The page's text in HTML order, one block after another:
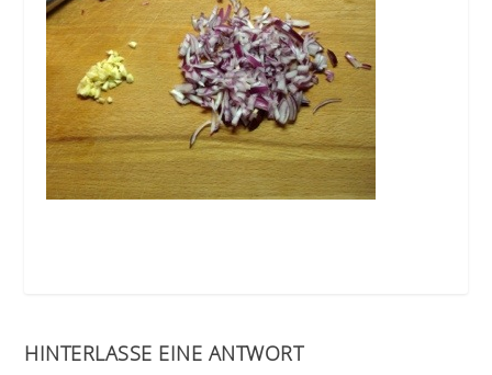
HINTERLASSE EINE ANTWORT